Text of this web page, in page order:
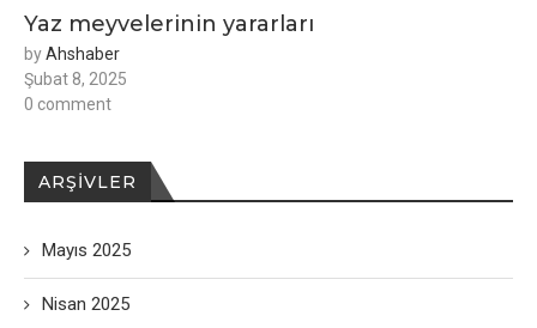
Yaz meyvelerinin yararları
byAhshaber
Şubat 8, 2025
0 comment
ARŞIVLER
Mayıs 2025
Nisan 2025